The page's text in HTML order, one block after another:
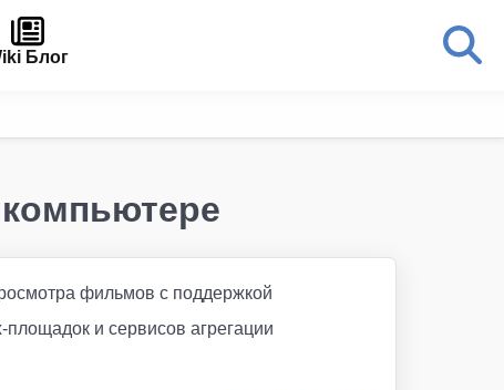
Блог
фильмов с поддержкой
и сервисов агрегации